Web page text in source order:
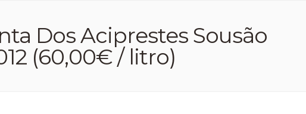
Dos Aciprestes Sousão
(60,00€ / litro)